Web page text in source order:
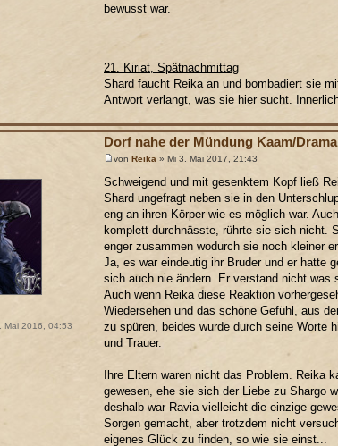
bewusst war.
21. Kiriat, Spätnachmittag
Shard faucht Reika an und bombadiert sie
Antwort verlangt, was sie hier sucht.
Dorf nahe der Mündung Kaam/
von Reika» Mi 3. Mai 2017, 21:43
Schweigend und mit gesenktem Kopf ließ
Shard ungefragt neben sie in den
eng an ihren Körper wie es möglich war.
komplett durchnässte, rührte sie sich nicht.
enger zusammen wodurch sie noch kleiner
Ja, es war eindeutig ihr Bruder und er hatte
sich auch nie ändern. Er verstand nicht was
Auch wenn Reika diese Reaktion
Wiedersehen und das schöne Gefühl, aus
zu spüren, beides wurde durch seine Worte
und Trauer.
Ihre Eltern waren nicht das Problem. Reika
gewesen, ehe sie sich der Liebe zu Shargo
deshalb war Ravia vielleicht die einzige
Sorgen gemacht, aber trotzdem nicht
eigenes Glück zu finden, so wie sie einst...
Mai 2016, 04:53